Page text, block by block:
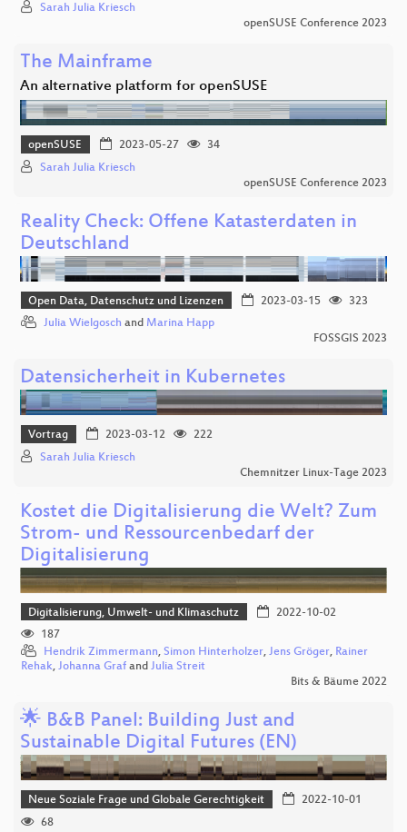
Sarah Julia Kriesch
openSUSE Conference 2023
The Mainframe
An alternative platform for openSUSE
openSUSE 2023-05-27
34
Sarah Julia Kriesch
openSUSE Conference 2023
Reality Check: Offene Katasterdaten in
Deutschland
Open Data, Datenschutz und Lizenzen 2023-03-15
323
Julia Wielgosch and Marina Happ
FOSSGIS 2023
Datensicherheit in Kubernetes
Vortrag 2023-03-12
222
Sarah Julia Kriesch
Chemnitzer Linux-Tage 2023
Kostet die Digitalisierung die Welt? Zum
Strom- und Ressourcenbedarf der
Digitalisierung
Digitalisierung, Umwelt- und Klimaschutz
2022-10-02
187
Hendrik Zimmermann, Simon Hinterholzer, Jens Gröger, Rainer
Rehak, Johanna Graf and Julia Streit
Bits & Bäume 2022
🌟 B&B Panel: Building Just and
Sustainable Digital Futures (EN)
Neue Soziale Frage und Globale Gerechtigkeit
2022-10-01
68